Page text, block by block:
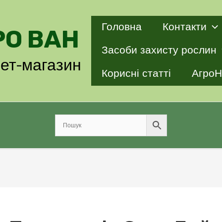
ВАН
магазин
Головна Контакти
Засоби захисту рослин
Корисні статті